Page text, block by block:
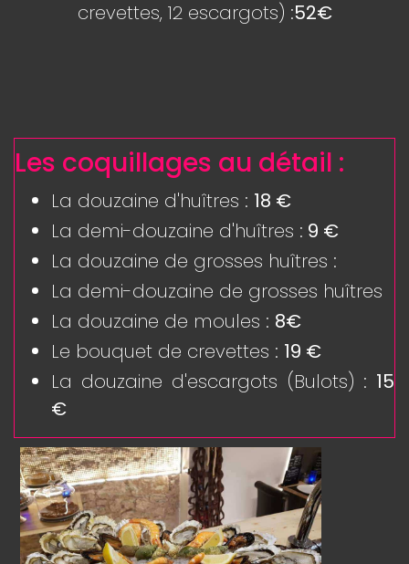
crevettes, 12 escargots) :52€
Les coquillages au détail :
La douzaine d'huîtres : 18 €
La demi-douzaine d'huîtres : 9 €
La douzaine de grosses huîtres :
La demi-douzaine de grosses huîtres
La douzaine de moules : 8€
Le bouquet de crevettes : 19 €
La douzaine d'escargots (Bulots) : 15
€